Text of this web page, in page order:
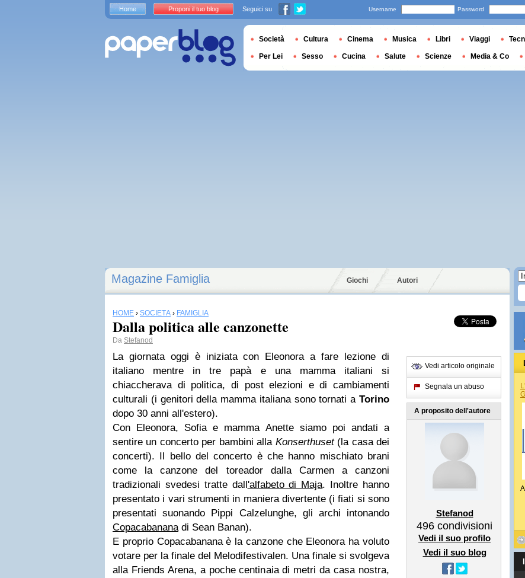
Magazine Famiglia Giochi Autori
HOME › SOCIETÀ › FAMIGLIA
Dalla politica alle canzonette
Da Stefanod
La giornata oggi è iniziata con Eleonora a fare lezione di
italiano mentre in tre papà e una mamma italiani si
chiaccherava di politica, di post elezioni e di cambiamenti
culturali (i genitori della mamma italiana sono tornati a Torino
dopo 30 anni all'estero).
Con Eleonora, Sofia e mamma Anette siamo poi andati a
sentire un concerto per bambini alla Konserthuset (la casa dei
concerti). Il bello del concerto è che hanno mischiato brani
come la canzone del toreador dalla Carmen a canzoni
tradizionali svedesi tratte dall'alfabeto di Maja. Inoltre hanno
presentato i vari strumenti in maniera divertente (i fiati si sono
presentati suonando Pippi Calzelunghe, gli archi intonando
Copacabananadi Sean Banan).
E proprio Copacabanana è la canzone che Eleonora ha voluto
votare per la finale del Melodifestivalen. Una finale si svolgeva
alla Friends Arena, a poche centinaia di metri da casa nostra,
Vedi articolo originale
Segnala un abuso
A proposito dell'autore
Stefanod
496 condivisioni
Vedi il suo profilo
Vedi il suo blog
Home Proponi il tuo blog Seguici su Username Password
Società Cultura Cinema Musica Libri Viaggi
Per Lei Sesso Cucina Salute Scienze Media & Co